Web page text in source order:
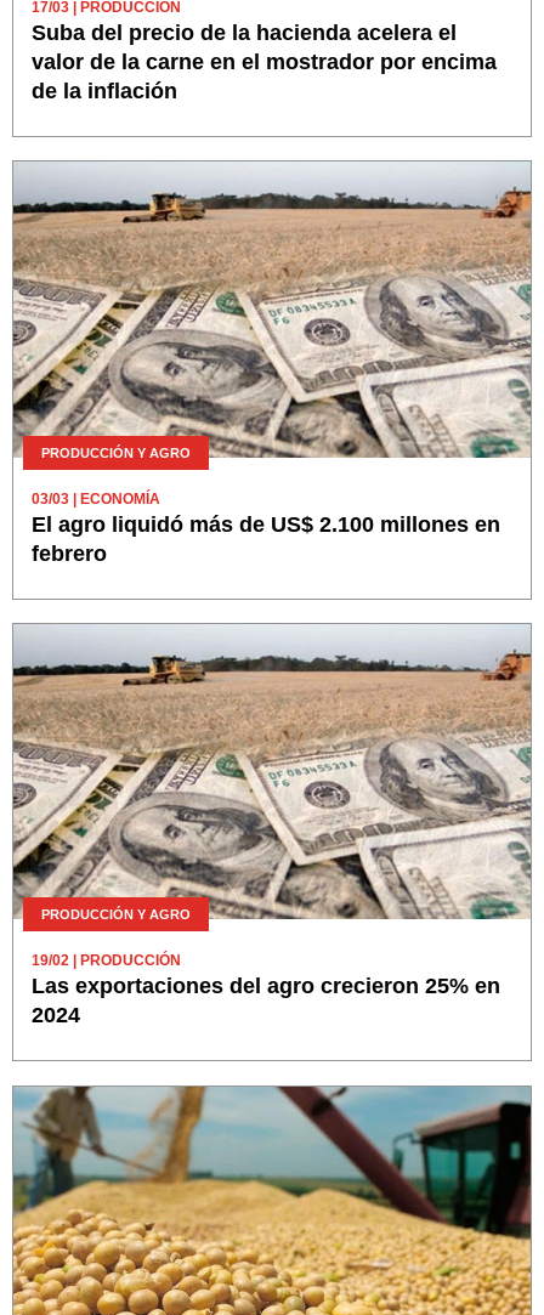
17/03 | PRODUCCIÓN
Suba del precio de la hacienda acelera el
valor de la carne en el mostrador por encima
de la inflación
PRODUCCIÓN Y AGRO
03/03 | ECONOMÍA
El agro liquidó más de US$ 2.100 millones en
febrero
PRODUCCIÓN Y AGRO
19/02 | PRODUCCIÓN
Las exportaciones del agro crecieron 25% en
2024